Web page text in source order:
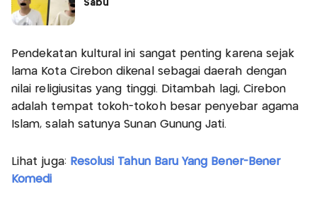
Sabu
Pendekatan kultural ini sangat penting karena sejak
lama Kota Cirebon dikenal sebagai daerah dengan
nilai religiusitas yang tinggi. Ditambah lagi, Cirebon
adalah tempat tokoh-tokoh besar penyebar agama
Islam, salah satunya Sunan Gunung Jati.
Lihat juga: Resolusi Tahun Baru Yang Bener-Bener
Komedi